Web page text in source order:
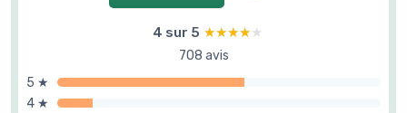
4 sur 5 ★★★★★
★★★★★
708 avis
5 ★
4 ★